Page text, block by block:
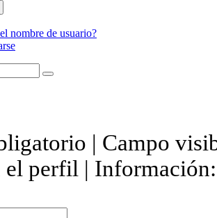
nombre de usuario?
| Campo
el perfil |